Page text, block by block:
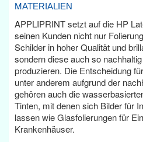
MATERIALIEN
APPLIPRINT setzt auf die HP
seinen Kunden nicht nur
Schilder in hoher Qualität und
sondern diese auch so
produzieren. Die Entscheidung
unter anderem aufgrund der
gehören auch die
Tinten, mit denen sich Bilder für
lassen wie Glasfolierungen für
Krankenhäuser.